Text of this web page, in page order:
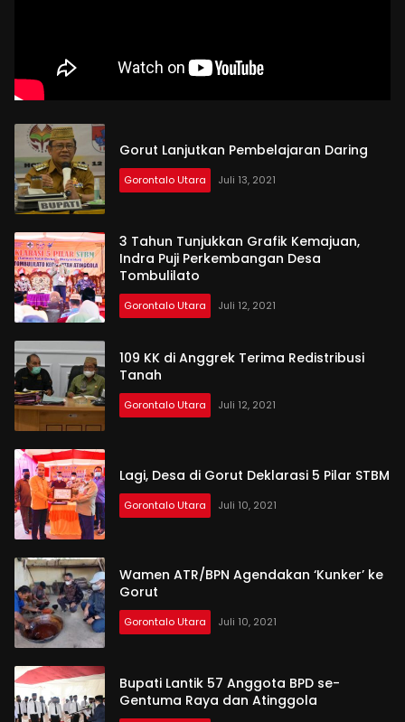
Gorut Lanjutkan Pembelajaran Daring
Gorontalo Utara Juli 13, 2021
3 Tahun Tunjukkan Grafik Kemajuan,
Indra Puji Perkembangan Desa
Tombulilato
Gorontalo Utara Juli 12, 2021
109 KK di Anggrek Terima Redistribusi
Tanah
Gorontalo Utara Juli 12, 2021
Lagi, Desa di Gorut Deklarasi 5 Pilar STBM
Gorontalo Utara Juli 10, 2021
Wamen ATR/BPN Agendakan ‘Kunker’ ke
Gorut
Gorontalo Utara Juli 10, 2021
Bupati Lantik 57 Anggota BPD se-
Gentuma Raya dan Atinggola